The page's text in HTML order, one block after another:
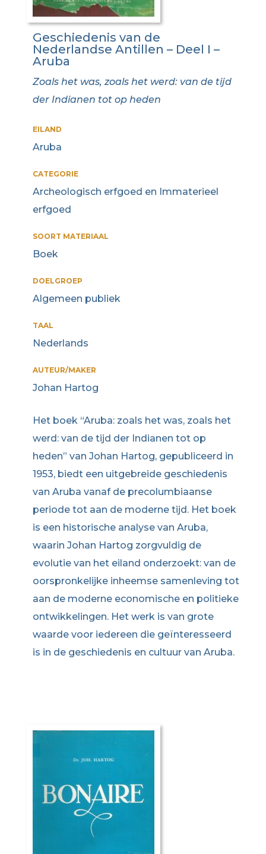
Geschiedenis van de
Nederlandse Antillen – Deel I –
Aruba
Zoals het was, zoals het werd: van de tijd
der Indianen tot op heden
EILAND
Aruba
CATEGORIE
Archeologisch erfgoed en Immaterieel
erfgoed
SOORT MATERIAAL
Boek
DOELGROEP
Algemeen publiek
TAAL
Nederlands
AUTEUR/MAKER
Johan Hartog
Het boek “Aruba: zoals het was, zoals het
werd: van de tijd der Indianen tot op
heden” van Johan Hartog, gepubliceerd in
1953, biedt een uitgebreide geschiedenis
van Aruba vanaf de precolumbiaanse
periode tot aan de moderne tijd. Het boek
is een historische analyse van Aruba,
waarin Johan Hartog zorgvuldig de
evolutie van het eiland onderzoekt: van de
oorspronkelijke inheemse samenleving tot
aan de moderne economische en politieke
ontwikkelingen. Het werk is van grote
waarde voor iedereen die geïnteresseerd
is in de geschiedenis en cultuur van Aruba.